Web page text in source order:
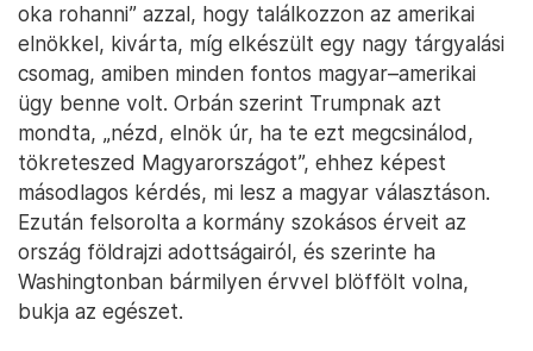
oka rohanni” azzal, hogy találkozzon az amerikai
elnökkel, kivárta, míg elkészült egy nagy tárgyalási
csomag, amiben minden fontos magyar–amerikai
ügy benne volt. Orbán szerint Trumpnak azt
mondta, „nézd, elnök úr, ha te ezt megcsinálod,
tökreteszed Magyarországot”, ehhez képest
másodlagos kérdés, mi lesz a magyar választáson.
Ezután felsorolta a kormány szokásos érveit az
ország földrajzi adottságairól, és szerinte ha
Washingtonban bármilyen érvvel blöffölt volna,
bukja az egészet.